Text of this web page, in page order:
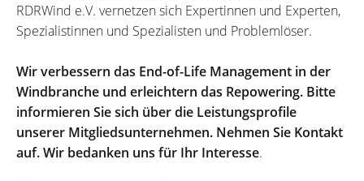
RDRWind e.V. vernetzen sich Expertinnen und Experten,
Spezialistinnen und Spezialisten und Problemlöser.
Wir verbessern das End-of-Life Management in der
Windbranche und erleichtern das Repowering. Bitte
informieren Sie sich über die Leistungsprofile
unserer Mitgliedsunternehmen. Nehmen Sie Kontakt
auf. Wir bedanken uns für Ihr Interesse.